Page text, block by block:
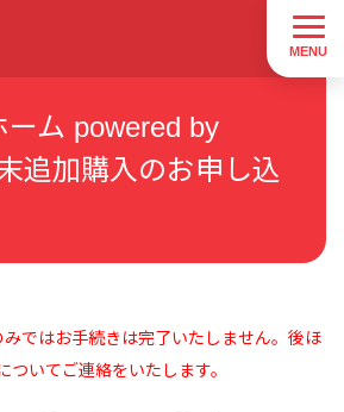
ーム powered by
追加購入のお申し込
ではお手続きは完了いたしません。後ほ
ついてご連絡をいたします。